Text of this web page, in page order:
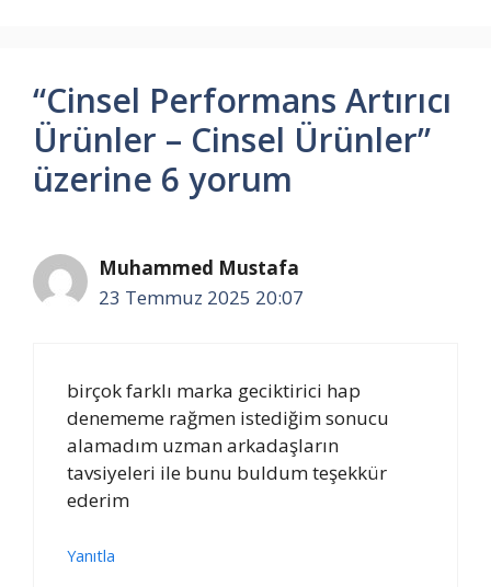
“Cinsel Performans Artırıcı
Ürünler – Cinsel Ürünler”
üzerine 6 yorum
Muhammed Mustafa
23 Temmuz 2025 20:07
birçok farklı marka geciktirici hap
denememe rağmen istediğim sonucu
alamadım uzman arkadaşların
tavsiyeleri ile bunu buldum teşekkür
ederim
Yanıtla